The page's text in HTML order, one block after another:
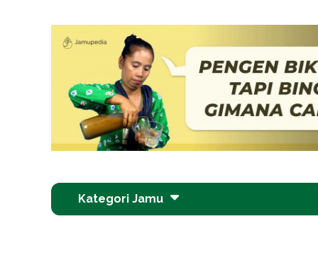
Kategori Jamu